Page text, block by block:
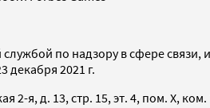
по надзору в сфере
декабря 2021 г.
2-я, д. 13, стр. 15, эт. 4, пом. X, ком.